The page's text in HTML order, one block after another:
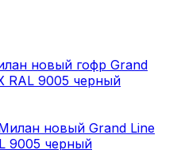
новый гофр Grand
RAL 9005 черный